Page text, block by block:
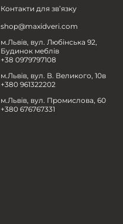
Контакти для зв’язку
shop@maxidveri.com
м.Львів, вул. Любінська 92,
Будинок меблів
+38 0979797108
м.Львів, вул. В. Великого, 10в
+380 961322202
м.Львів, вул. Промислова, 60
+380 676767331